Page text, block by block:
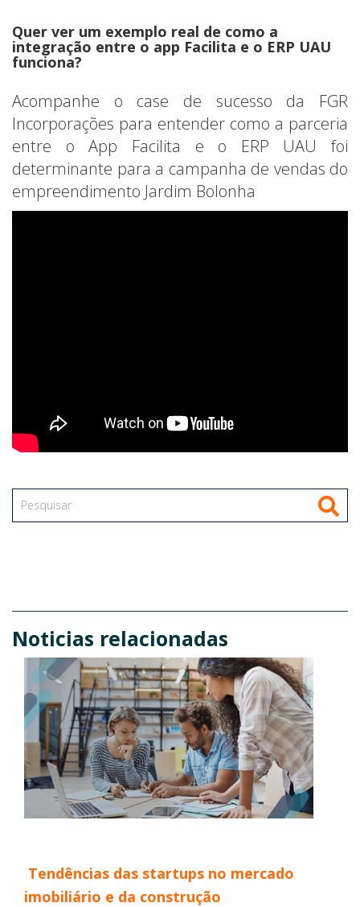
Quer ver um exemplo real de como a
integração entre o app Facilita e o ERP UAU
funciona?
Acompanhe o case de sucesso da FGR
Incorporações para entender como a parceria
entre o App Facilita e o ERP UAU foi
determinante para a campanha de vendas do
empreendimento Jardim Bolonha
Noticias relacionadas
Tendências das startups no mercado
imobiliário e da construção